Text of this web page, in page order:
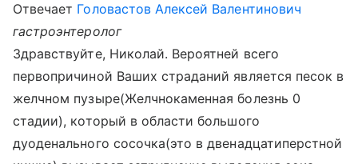
Отвечает Головастов Алексей Валентинович
гастроэнтеролог
Здравствуйте, Николай. Вероятней всего
первопричиной Ваших страданий является песок в
желчном пузыре(Желчнокаменная болезнь 0
стадии), который в области большого
дуоденального сосочка(это в двенадцатиперстной